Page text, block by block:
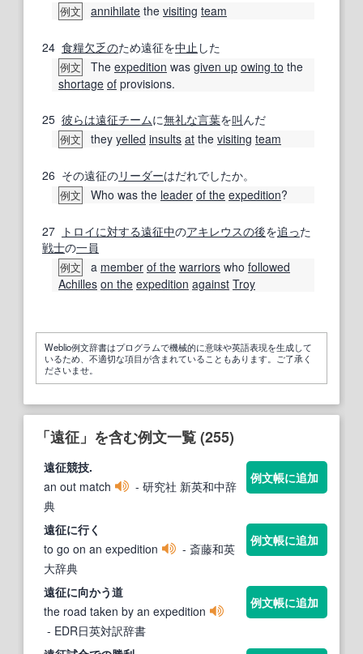
例文 annihilate the visiting team
24 食糧欠乏のため遠征を中止 した
例文 The expedition was given up owing to the
shortage of provisions.
25 彼らは遠征チームに無礼な言葉を叫 んだ
例文 they yelled insults at the visiting team
26 その遠征のリーダーはだれでしたか。
例文 Who was the leader of the expedition?
27 トロイに対する遠征中のアキレウスの後を追った
戦士の一員
例文 a member of the warriors who followed
Achilles on the expedition against Troy
Weblio例文辞書はプログラムで機械的に意味や英語表現を生成して
いるため、不適切な項目が含まれていることもあります。ご了承く
ださいませ。
「遠征」を含む例文一覧 (255)
遠征競技.
an out match
- 研究社 新英和中辞
典
例文帳に追加
遠征に行く
to go on an expedition
- 斎藤和英
大辞典
例文帳に追加
遠征に向かう道
the road taken by an expedition
- EDR日英対訳辞書
例文帳に追加